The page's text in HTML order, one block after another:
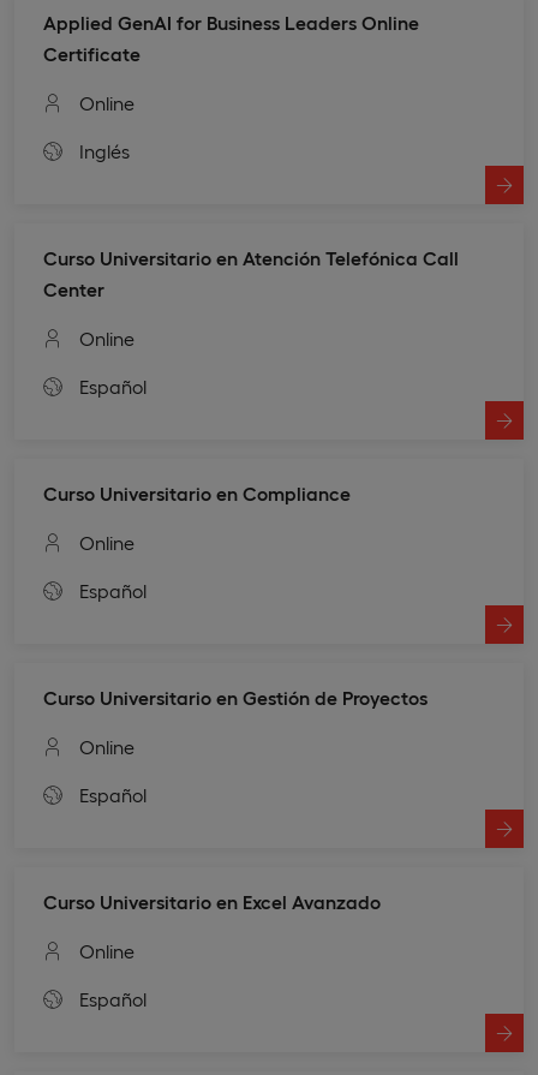
Applied GenAI for Business Leaders Online
Certificate
Online
Inglés
Curso Universitario en Atención Telefónica Call
Center
Online
Español
Curso Universitario en Compliance
Online
Español
Curso Universitario en Gestión de Proyectos
Online
Español
Curso Universitario en Excel Avanzado
Online
Español